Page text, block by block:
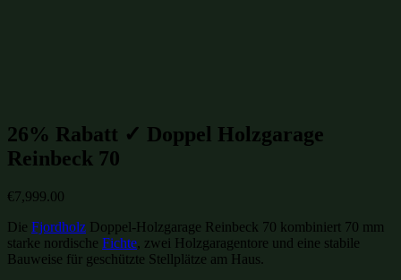
26% Rabatt ✓ Doppel Holzgarage
Reinbeck 70
€7,999.00
Die Fjordholz Doppel-Holzgarage Reinbeck 70 kombiniert 70 mm
starke nordische Fichte, zwei Holzgaragentore und eine stabile
Bauweise für geschützte Stellplätze am Haus.